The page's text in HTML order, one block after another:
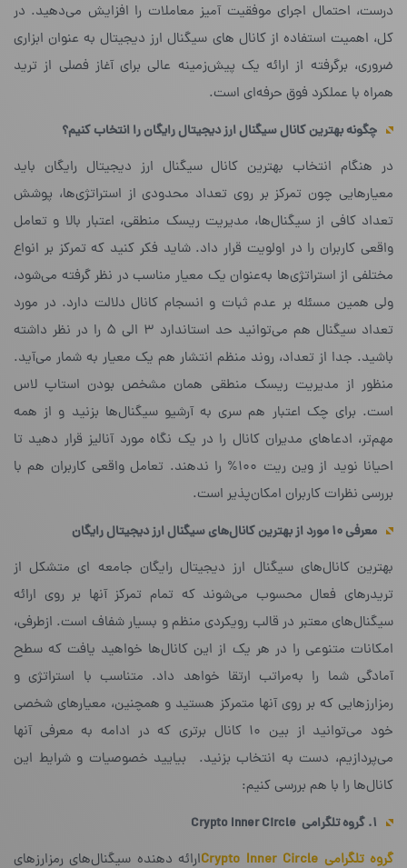
درست، احتمال اجرای موفقیت آمیز معاملات را افزایش می‌دهید. در
کل، اهمیت استفاده از کانال های سیگنال ارز دیجیتال به عنوان ابزاری
ضروری، برگرفته از ارائه یک پیش‌زمینه عالی برای آغاز فصلی از ترید
همراه با عملکرد فوق حرفه‌ای است.
چگونه بهترین کانال سیگنال ارز دیجیتال رایگان را انتخاب کنیم؟
در هنگام انتخاب بهترین کانال سیگنال ارز دیجیتال رایگان باید
معیارهایی چون تمرکز بر روی تعداد محدودی از استراتژی‌ها، پوشش
تعداد کافی از سیگنال‌ها، مدیریت ریسک منطقی، اعتبار بالا و تعامل
واقعی کاربران را در اولویت قرار داد. شاید فکر کنید که تمرکز بر انواع
مختلفی از استراتژی‌ها به‌عنوان یک معیار مناسب در نظر گرفته می‌شود،
ولی همین مسئله بر عدم ثبات و انسجام کانال دلالت دارد. در مورد
تعداد سیگنال هم می‌توانید حد استاندارد ۳ الی ۵ را در نظر داشته
باشید. جدا از تعداد، روند منظم انتشار هم یک معیار به شمار می‌آید.
منظور از مدیریت ریسک منطقی همان مشخص بودن استاپ لاس
است. برای چک اعتبار هم سری به آرشیو سیگنال‌ها بزنید و از همه
مهم‌تر، ادعاهای مدیران کانال را در یک نگاه مورد آنالیز قرار دهید تا
احیانا نوید از وین ریت ۱۰۰% را ندهند. تعامل واقعی کاربران هم با
بررسی نظرات کاربران امکان‌پذیر است.
معرفی ۱۰ مورد از بهترین کانال‌های سیگنال ارز دیجیتال رایگان
بهترین کانال‌های سیگنال ارز دیجیتال رایگان جامعه ای متشکل از
تریدرهای فعال محسوب می‌شوند که تمام تمرکز آنها بر روی ارائه
سیگنال‌های معتبر در قالب رویکردی منظم و بسیار شفاف است. از‌طرفی،
امکانات متنوعی را در هر یک از این کانال‌ها خواهید یافت که سطح
آمادگی شما را به‌مراتب ارتقا خواهد داد. متناسب با استراتژی و
رمزارزهایی که بر روی آنها متمرکز هستید و همچنین، معیارهای شخصی
خود می‌توانید از بین ۱۰ کانال برتری که در ادامه به معرفی آنها
می‌پردازیم، دست به انتخاب بزنید. بیایید خصوصیات و شرایط این
کانال‌ها را با هم بررسی کنیم:
۱. گروه تلگرامی
گروه تلگرامی Crypto Inner Circle ارائه دهنده سیگنال‌های رمز‌ارزهای